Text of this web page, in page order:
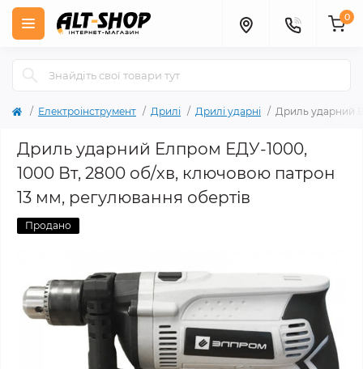
0
Електроінструмент Дрилі Дрилі ударні Дриль ударний
Дриль ударний Елпром ЕДУ-1000,
1000 Вт, 2800 об/хв, ключовою патрон
13 мм, регулювання обертів
Продано